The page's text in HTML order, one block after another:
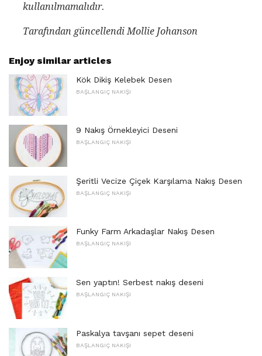
kullanılmamalıdır.
Tarafından güncellendi Mollie Johanson
Enjoy similar articles
Kök Dikiş Kelebek Desen
BAŞLANGIÇ ​​NAKIŞI
9 Nakış Örnekleyici Deseni
BAŞLANGIÇ ​​NAKIŞI
Şeritli Vecize Çiçek Karşılama Nakış Desen
BAŞLANGIÇ ​​NAKIŞI
Funky Farm Arkadaşlar Nakış Desen
BAŞLANGIÇ ​​NAKIŞI
Sen yaptın! Serbest nakış deseni
BAŞLANGIÇ ​​NAKIŞI
Paskalya tavşanı sepet deseni
BAŞLANGIÇ ​​NAKIŞI